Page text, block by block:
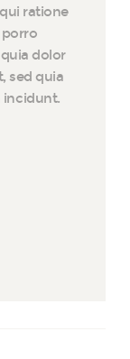
ratione
dolor
sed quia
incidunt.